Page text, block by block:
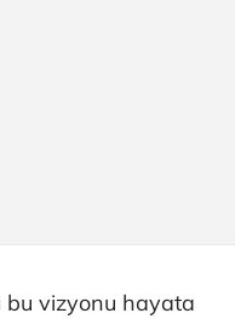
bu vizyonu hayata